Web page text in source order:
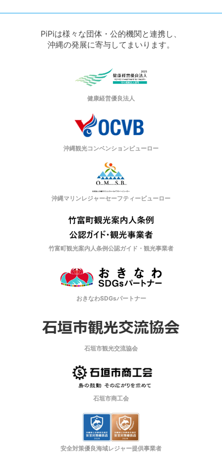
PiPiは様々な団体・公的機関と連携し、
沖縄の発展に寄与してまいります。
健康経営優良法人
沖縄観光コンベンションビューロー
沖縄マリンレジャーセーフティービューロー
竹富町観光案内人条例公認ガイド・観光事業者
おきなわSDGsパートナー
石垣市観光交流協会
石垣市商工会
安全対策優良海域レジャー提供事業者